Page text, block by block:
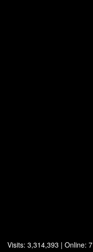
Visits: 3,314,393 | Online: 7